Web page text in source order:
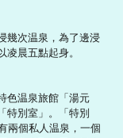
幾次温泉，為了邊浸
晨五點起身。
色温泉旅館「湯元
特別室」。「特別
兩個私人温泉，一個